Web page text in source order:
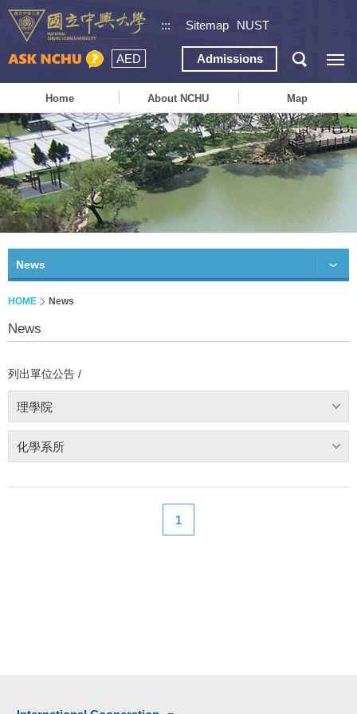
::: Sitemap NUST
AED Admissions
Home About NCHU Map
News
HOME News
News
列出單位公告 /
理學院
化學系所
1